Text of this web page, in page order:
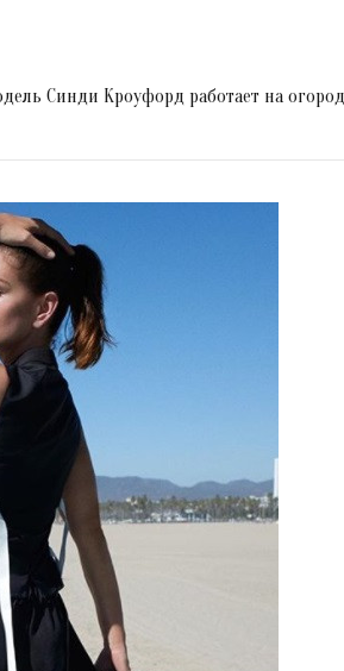
Синди Кроуфорд работает на